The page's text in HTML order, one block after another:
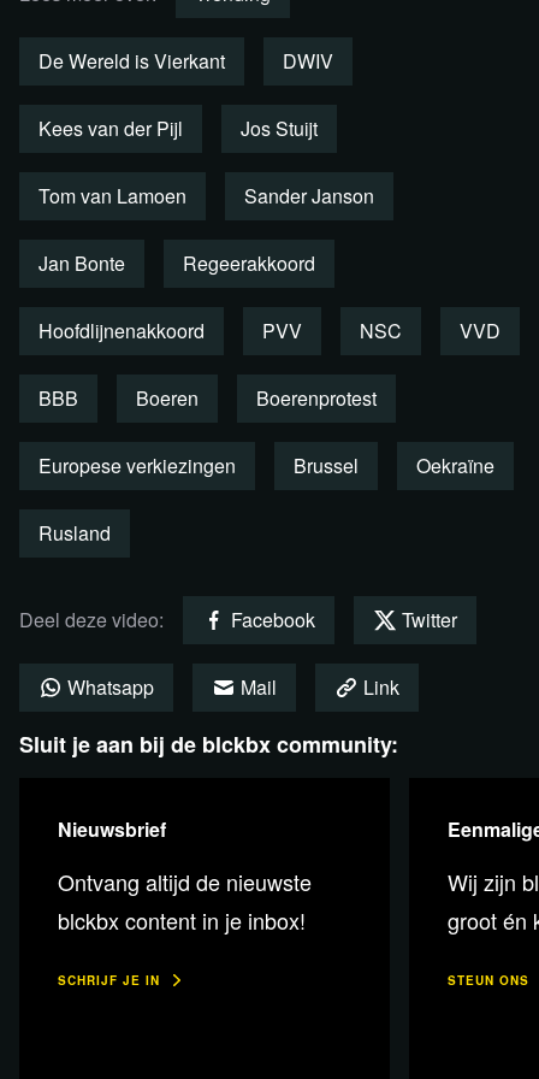
Studio Paradiso!
Meer informatie & tickets
Bekijk de uitzending via Rumble
Help je mee? Alleen door jouw
steun en die van anderen kan
De Wereld is Vierkant DWIV
Kees van der Pijl Jos Stuijt
Tom van Lamoen Sander Janson
Jan Bonte Regeerakkoord
Hoofdlijnenakkoord PVV NSC VVD
BBB Boeren Boerenprotest
Europese verkiezingen Brussel Oekraïne
Rusland
Deel deze video: Facebook Twitter
Whatsapp Mail Link
Sluit je aan bij de blckbx community:
Nieuwsbrief
Ontvang altijd de nieuwste
blckbx content in je inbox!
SCHRIJF JE IN
Wij zijn
groot én
STEUN ONS